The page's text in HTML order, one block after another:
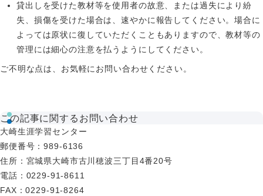
貸出しを受けた教材等を使用者の故意、または過失により紛
失、損傷を受けた場合は、速やかに報告してください。場合に
よっては原状に復していただくこともありますので、教材等の
管理には細心の注意を払うようにしてください。
ご不明な点は、お気軽にお問い合わせください。
この記事に関するお問い合わせ
大崎生涯学習センター
郵便番号 ：989-6136
住所 ：宮城県大崎市古川穂波三丁目4番20号
電話 ：0229-91-8611
FAX ：0229-91-8264